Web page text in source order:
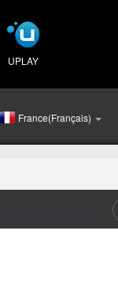
UPLAY
France(Français)
Sélectionnez Comme :